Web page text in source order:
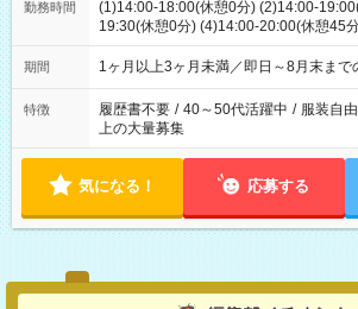
勤務時間
(1)14:00-18:00(休憩0分) (2)14:00-
19:30(休憩0分) (4)14:00-20:00(休憩45
ます
期間 1ヶ月以上3ヶ月未満／即日～8月末まで
特徴 履歴書不要 / 40～50代活躍中 / 服装自由
上の大量募集
気になる！ 応募する